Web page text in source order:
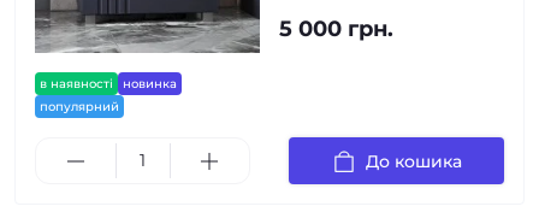
в наявності
новинка
популярний
5 000 грн.
До кошика